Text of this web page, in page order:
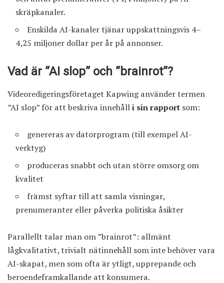
skräpkanaler.
Enskilda AI-kanaler tjänar uppskattningsvis 4–
4,25 miljoner dollar per år på annonser.
Vad är ”AI slop” och ”brainrot”?
Videoredigeringsföretaget Kapwing använder termen
”AI slop” för att beskriva innehålli sin rapport som:
genereras av datorprogram (till exempel AI-
verktyg)
produceras snabbt och utan större omsorg om
kvalitet
främst syftar till att samla visningar,
prenumeranter eller påverka politiska åsikter
Parallellt talar man om ”brainrot”: allmänt
lågkvalitativt, trivialt nätinnehåll som inte behöver vara
AI-skapat, men som ofta är ytligt, upprepande och
beroendeframkallande att konsumera.